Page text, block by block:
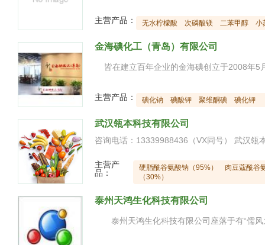
主营产品： 无水柠檬酸 次磷酸镁 二苯甲醇 小
金海碘化工（青岛）有限公司
主营产品： 碘化钠 碘酸钾 聚维酮碘 碘化钾
武汉瓴本科技有限公司
主营产
品：
硬脂酰谷氨酸钠（95%）
肉豆蔻酰谷
（30%）
泰州天鸿生化科技有限公司